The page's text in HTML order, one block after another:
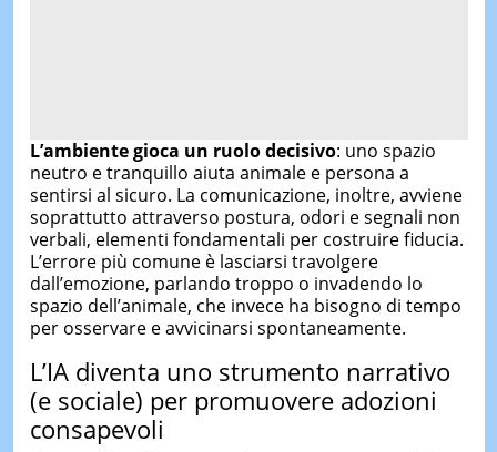
L’ambiente gioca un ruolo decisivo: uno spazio
neutro e tranquillo aiuta animale e persona a
sentirsi al sicuro. La comunicazione, inoltre, avviene
soprattutto attraverso postura, odori e segnali non
verbali, elementi fondamentali per costruire fiducia.
L’errore più comune è lasciarsi travolgere
dall’emozione, parlando troppo o invadendo lo
spazio dell’animale, che invece ha bisogno di tempo
per osservare e avvicinarsi spontaneamente.
L’IA diventa uno strumento narrativo
(e sociale) per promuovere adozioni
consapevoli